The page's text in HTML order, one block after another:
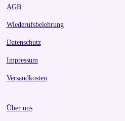
AGB
Wiederufsbelehrung
Datenschutz
Impressum
Versandkosten
Über uns